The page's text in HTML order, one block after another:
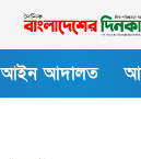
আইন আদালত